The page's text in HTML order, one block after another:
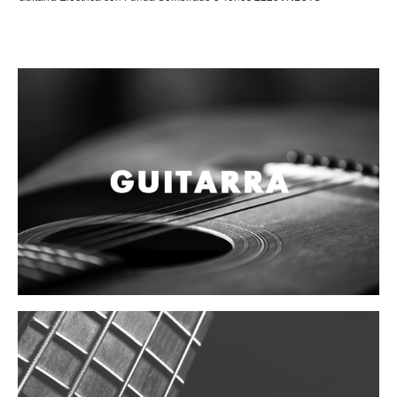
Redoblantes
Tambores
Bombos
Platillos
Baquetas, mazos y bolillos
Pergaminos
Liras
Guiros